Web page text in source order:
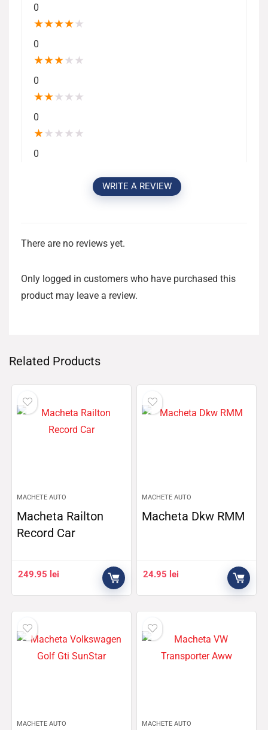
0
★★★★★
0
★★★★ ★
0
★★★ ★ ★
0
★★ ★ ★ ★
0
WRITE A REVIEW
There are no reviews yet.
Only logged in customers who have purchased this
product may leave a review.
Related Products
MACHETE AUTO
Macheta Railton
Record Car
249.95 lei
MACHETE AUTO
Macheta Dkw RMM
24.95 lei
MACHETE AUTO MACHETE AUTO